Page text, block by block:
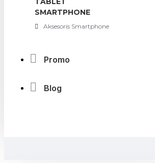
SMARTPHONE
Aksesoris Smartphone
Promo
Blog